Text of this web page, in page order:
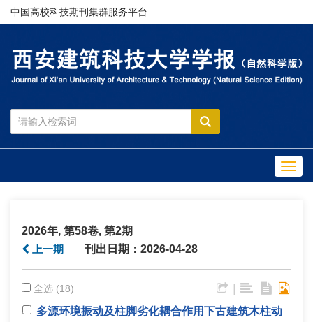
中国高校科技期刊集群服务平台
2026年, 第58卷, 第2期
刊出日期：2026-04-28
上一期
全选 (18) |
多源环境振动及柱脚劣化耦合作用下古建筑木柱动